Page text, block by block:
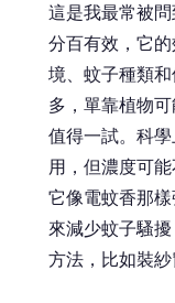
這是我最常被
分百有效，它
境、蚊子種類
多，單靠植物
值得一試。科
用，但濃度可
它像電蚊香那
來減少蚊子騷
方法，比如裝紗